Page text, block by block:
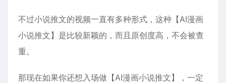
不过小说推文的视频一直有多种形式，这种【AI漫画
小说推文】是比较新颖的，而且原创度高，不会被查
重。
那现在如果你还想入场做【AI漫画小说推文】，一定